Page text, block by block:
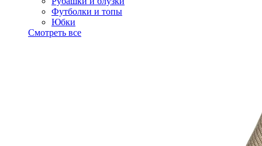
Футболки и топы
Юбки
Смотреть все